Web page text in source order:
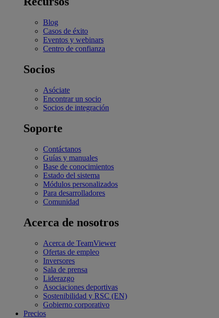
Blog
Casos de éxito
Eventos y webinars
Centro de confianza
Socios
Asóciate
Encontrar un socio
Socios de integración
Soporte
Contáctanos
Guías y manuales
Base de conocimientos
Estado del sistema
Módulos personalizados
Para desarrolladores
Comunidad
Acerca de nosotros
Acerca de TeamViewer
Ofertas de empleo
Inversores
Sala de prensa
Liderazgo
Asociaciones deportivas
Sostenibilidad y RSC (EN)
Gobierno corporativo
Precios